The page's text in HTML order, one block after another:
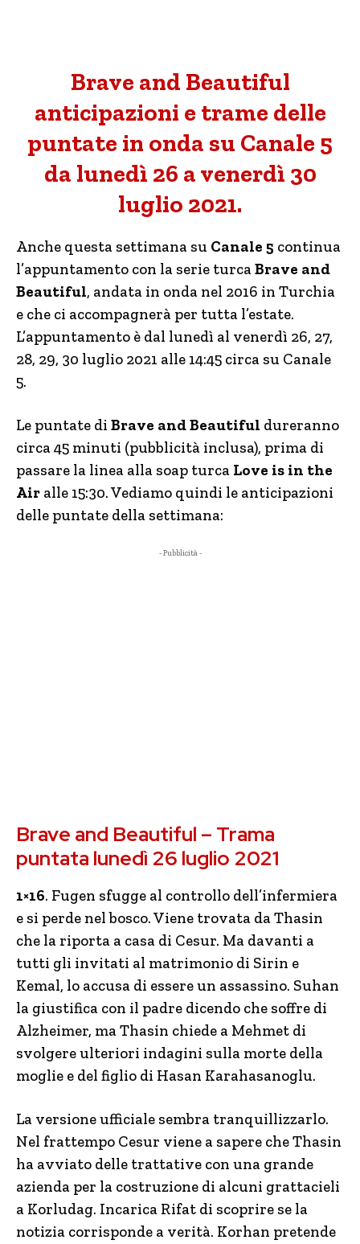
Brave and Beautiful
anticipazioni e trame delle
puntate in onda su Canale 5
da lunedì 26 a venerdì 30
luglio 2021.
Anche questa settimana su Canale 5 continua
l’appuntamento con la serie turcaBrave and
Beautiful, andata in onda nel 2016 in Turchia
e che ci accompagnerà per tutta l’estate.
L’appuntamento è dal lunedì al venerdì 26, 27,
28, 29, 30 luglio 2021 alle 14:45 circa su Canale
5.
Le puntate di Brave and Beautiful dureranno
circa 45 minuti (pubblicità inclusa), prima di
passare la linea alla soap turca Love is in the
Air alle 15:30. Vediamo quindi le anticipazioni
delle puntate della settimana:
- Pubblicità -
Brave and Beautiful – Trama
puntata lunedì 26 luglio 2021
1×16. Fugen sfugge al controllo dell’infermiera
e si perde nel bosco. Viene trovata da Thasin
che la riporta a casa di Cesur. Ma davanti a
tutti gli invitati al matrimonio di Sirin e
Kemal, lo accusa di essere un assassino. Suhan
la giustifica con il padre dicendo che soffre di
Alzheimer, ma Thasin chiede a Mehmet di
svolgere ulteriori indagini sulla morte della
moglie e del figlio di Hasan Karahasanoglu.
La versione ufficiale sembra tranquillizzarlo.
Nel frattempo Cesur viene a sapere che Thasin
ha avviato delle trattative con una grande
azienda per la costruzione di alcuni grattacieli
a Korludag. Incarica Rifat di scoprire se la
notizia corrisponde a verità. Korhan pretende